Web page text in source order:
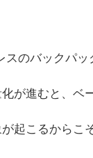
のバックパッ
が進むと、ベ
起こるからこ